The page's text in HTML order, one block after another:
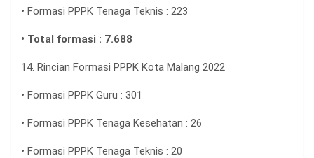
• Formasi PPPK Tenaga Teknis : 223
• Total formasi : 7.688
14. Rincian Formasi PPPK Kota Malang 2022
• Formasi PPPK Guru : 301
• Formasi PPPK Tenaga Kesehatan : 26
• Formasi PPPK Tenaga Teknis : 20